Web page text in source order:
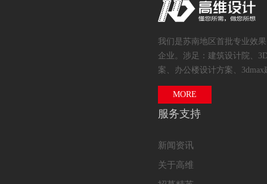
我们是苏南地区首批专业效
企业。涉足：建筑设计院、
案、办公楼设计方案、
MORE
服务支持
新闻资讯
关于高维